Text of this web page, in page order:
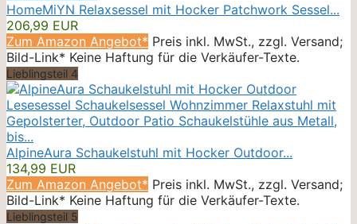
HomeMiYN Relaxsessel mit Hocker Patchwork Sessel...
206,99 EUR
Zum Amazon Angebot* Preis inkl. MwSt., zzgl. Versand;
Bild-Link* Keine Haftung für die Verkäufer-Texte.
Lieblingsteil 4
AlpineAura Schaukelstuhl mit Hocker Outdoor...
134,99 EUR
Zum Amazon Angebot* Preis inkl. MwSt., zzgl. Versand;
Bild-Link* Keine Haftung für die Verkäufer-Texte.
Lieblingsteil 5